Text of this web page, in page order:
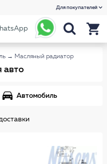
Для покупателей
→ Масляный радиатор
авто
Автомобиль